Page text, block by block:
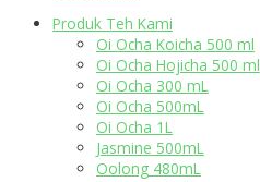
Produk Teh Kami
Oi Ocha Koicha 500 ml
Oi Ocha Hojicha 500 ml
Oi Ocha 300 mL
Oi Ocha 500mL
Oi Ocha 1L
Jasmine 500mL
Oolong 480mL